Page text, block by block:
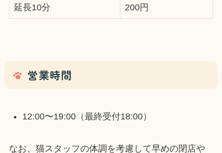
延長10分 200円
営業時間
12:00〜19:00（最終受付18:00）
なお、猫スタッフの体調を考慮して早めの閉店や